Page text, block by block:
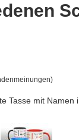
Tasse mit Namen